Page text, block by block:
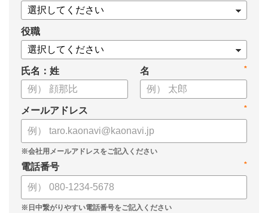
・システム導入までの3つのステップ
についてまとめています。ぜひお役立てください。
役職
氏名：姓 *
名
*
メールアドレス
*
電話番号